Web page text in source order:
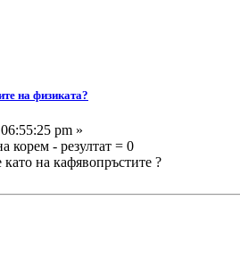
на физиката?
pm »
корем - резултат = 0
на кафявопръстите ?